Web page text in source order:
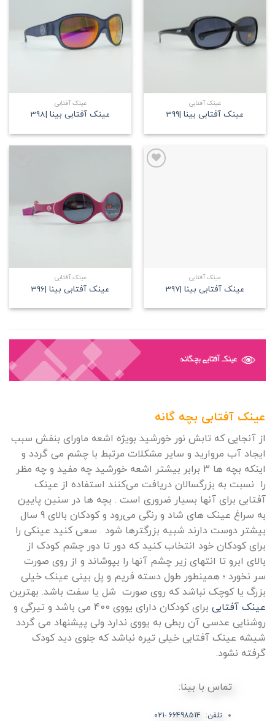
عینک آفتابی
عینک آفتابی بینا |399
عینک آفتابی
عینک آفتابی بینا |398
عینک آفتابی
عینک آفتابی بینا |397
عینک آفتابی
عینک آفتابی بینا |396
عینک آفتابی بچه گانه
از آنجایی که تابش نور خورشید بویژه اشعه ماورای بنفش سبب
ایجاد آب مروارید و سایر مشکلات مرتبط با چشم می گردد و
اینکه بچه ها 3 برابر بیشتر اشعه خورشید چه مفید و چه مظر
را نسبت به بزرگسالان دریافت می‌کنند استفاده از عینک
آفتابی برای آنها بسیار ضروری است . بچه ها در سنین پایین
به سراغ عینک های شاد و رنگی می‌رود و کودکان بالای 9 سال
بیشتر دوست دارند شبیه بزرگترها شود . سعی کنید عینکی را
برای کودکان خود انتخاب کنید که دور تا دور چشم کودک از
بالای ابرو تا انتهای زیر چشم آنها را بپوشاند و از روی صورت
سر نخورد ؛ همینطور طول دسته فریم و پل بینی عینک خیلی
بزرگ یا کوچک نباشد که روی صورت شل یا سفت باشد. بهترین
عینک آفتابی
برای کودکان دارای یووی 400 می باشد و تیرگی و
روشنایی عدسی آن ربطی به یووی ندارد ولی پیشنهاد می گردد
شیشه عینک آفتابی خیلی تیره نباشد که جلوی دید کودک
گرفته نشود.
تماس با بینا:
تلفن: 66498514 -021